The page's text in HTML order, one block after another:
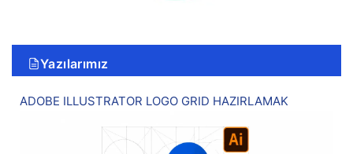
Yazılarımız
ADOBE ILLUSTRATOR LOGO GRID HAZIRLAMAK